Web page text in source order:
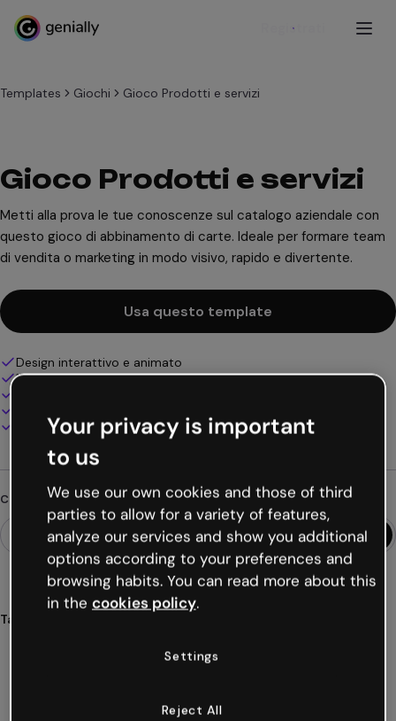
Registrati
Templates Giochi Gioco Prodotti e servizi
Gioco Prodotti e servizi
Metti alla prova le tue conoscenze sul catalogo aziendale con
questo gioco di abbinamento di carte. Ideale per formare team
di vendita o marketing in modo visivo, rapido e divertente.
Usa questo template
Design interattivo e animato
100% personalizzabile
Scarica in PDF, MP4 e altri formati
Cerchi qualcosa di diverso?
Tags
Your privacy is important
to us
We use our own cookies and those of third
parties to allow for a variety of features,
analyze our services and show you additional
options according to your preferences and
browsing habits. You can read more about this
in the cookies policy.
Settings
Reject All